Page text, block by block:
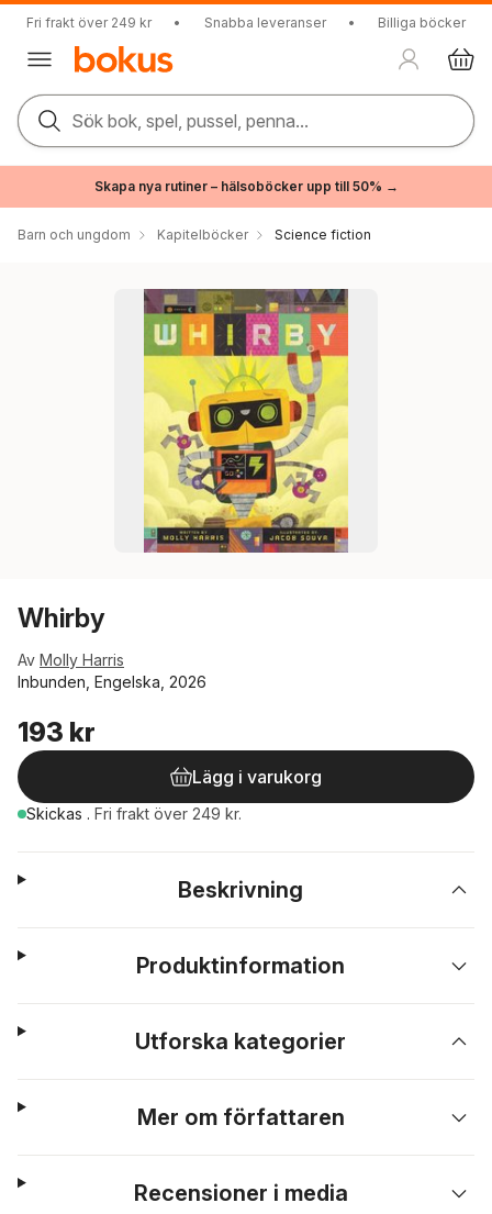
Fri frakt över 249 kr • Snabba leveranser • Billiga böcker
Sök bok, spel, pussel, penna...
Skapa nya rutiner – hälsoböcker upp till 50% →
Barn och ungdom Kapitelböcker Science fiction
Whirby
Av Molly Harris
Inbunden, Engelska, 2026
193 kr
Lägg i varukorg
Skickas . Fri frakt över 249 kr.
Beskrivning
Produktinformation
Utforska kategorier
Mer om författaren
Recensioner i media